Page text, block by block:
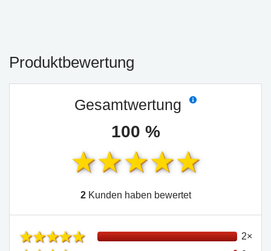
Produktbewertung
Gesamtwertung
100 %
2Kunden haben bewertet
2×